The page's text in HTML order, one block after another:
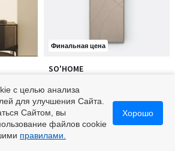
Финальная цена
SO'HOME
38000 ₽
с целью анализа
для улучшения Сайта.
Сайтом, вы
файлов cookie
правилами.
Хорошо